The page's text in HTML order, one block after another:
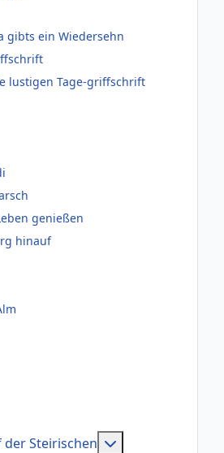
gibts ein Wiedersehn
lustigen Tage-griffschrift
genießen
hinauf
der Steirischen